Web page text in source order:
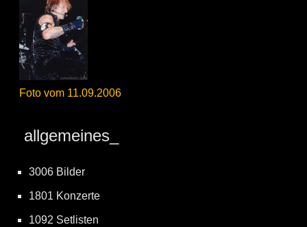
Foto vom 11.09.2006
allgemeines_
3006 Bilder
1801 Konzerte
1092 Setlisten